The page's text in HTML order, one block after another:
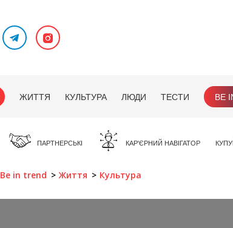
ЖИТТЯ КУЛЬТУРА ЛЮДИ ТЕСТИ BE
ПАРТНЕРСЬКІ КАР'ЄРНИЙ НАВІГАТОР
Be in trend Життя Культура